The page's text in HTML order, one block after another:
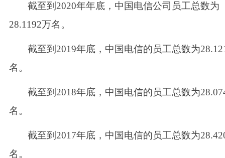
截至到2020年年底，中国电信公司员工总数为
28.1192万名。
截至到2019年底，中国电信的员工总数为
名。
截至到2018年底，中国电信的员工总数为
名。
截至到 2017年底，中国电信的员工总数为
名。